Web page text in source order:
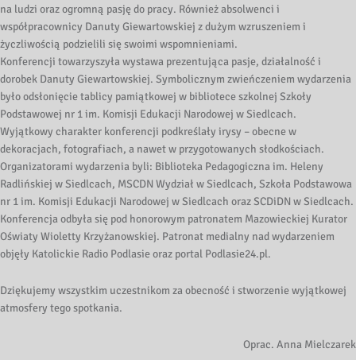
na ludzi oraz ogromną pasję do pracy. Również absolwenci i
współpracownicy Danuty Giewartowskiej z dużym wzruszeniem i
życzliwością podzielili się swoimi wspomnieniami.
Konferencji towarzyszyła wystawa prezentująca pasje, działalność i
dorobek Danuty Giewartowskiej. Symbolicznym zwieńczeniem wydarzenia
było odsłonięcie tablicy pamiątkowej w bibliotece szkolnej Szkoły
Podstawowej nr 1 im. Komisji Edukacji Narodowej w Siedlcach.
Wyjątkowy charakter konferencji podkreślały irysy – obecne w
dekoracjach, fotografiach, a nawet w przygotowanych słodkościach.
Organizatorami wydarzenia byli: Biblioteka Pedagogiczna im. Heleny
Radlińskiej w Siedlcach, MSCDN Wydział w Siedlcach, Szkoła Podstawowa
nr 1 im. Komisji Edukacji Narodowej w Siedlcach oraz SCDiDN w Siedlcach.
Konferencja odbyła się pod honorowym patronatem Mazowieckiej Kurator
Oświaty Wioletty Krzyżanowskiej. Patronat medialny nad wydarzeniem
objęły Katolickie Radio Podlasie oraz portal Podlasie24.pl.
Dziękujemy wszystkim uczestnikom za obecność i stworzenie wyjątkowej
atmosfery tego spotkania.
Oprac. Anna Mielczarek